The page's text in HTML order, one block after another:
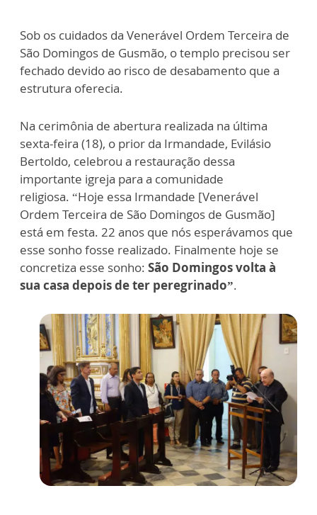
Sob os cuidados da Venerável Ordem Terceira de
São Domingos de Gusmão, o templo precisou ser
fechado devido ao risco de desabamento que a
estrutura oferecia.
Na cerimônia de abertura realizada na última
sexta-feira (18), o prior da Irmandade, Evilásio
Bertoldo, celebrou a restauração dessa
importante igreja para a comunidade
religiosa. “Hoje essa Irmandade [Venerável
Ordem Terceira de São Domingos de Gusmão]
está em festa. 22 anos que nós esperávamos que
esse sonho fosse realizado. Finalmente hoje se
concretiza esse sonho: São Domingos volta à
sua casa depois de ter peregrinado”.